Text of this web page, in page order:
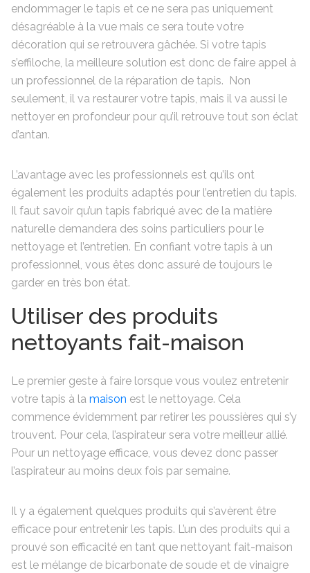
endommager le tapis et ce ne sera pas uniquement
désagréable à la vue mais ce sera toute votre
décoration qui se retrouvera gâchée. Si votre tapis
s’effiloche, la meilleure solution est donc de faire appel à
un professionnel de la réparation de tapis. Non
seulement, il va restaurer votre tapis, mais il va aussi le
nettoyer en profondeur pour qu’il retrouve tout son éclat
d’antan.
L’avantage avec les professionnels est qu’ils ont
également les produits adaptés pour l’entretien du tapis.
Il faut savoir qu’un tapis fabriqué avec de la matière
naturelle demandera des soins particuliers pour le
nettoyage et l’entretien. En confiant votre tapis à un
professionnel, vous êtes donc assuré de toujours le
garder en très bon état.
Utiliser des produits
nettoyants fait-maison
Le premier geste à faire lorsque vous voulez entretenir
votre tapis à la maison est le nettoyage. Cela
commence évidemment par retirer les poussières qui s’y
trouvent. Pour cela, l’aspirateur sera votre meilleur allié.
Pour un nettoyage efficace, vous devez donc passer
l’aspirateur au moins deux fois par semaine.
Il y a également quelques produits qui s’avèrent être
efficace pour entretenir les tapis. L’un des produits qui a
prouvé son efficacité en tant que nettoyant fait-maison
est le mélange de bicarbonate de soude et de vinaigre